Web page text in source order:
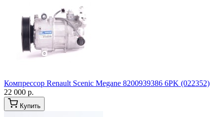
Компрессор Renault Scenic Megane 8200939386 6PK (022352)
22 000 р.
Купить